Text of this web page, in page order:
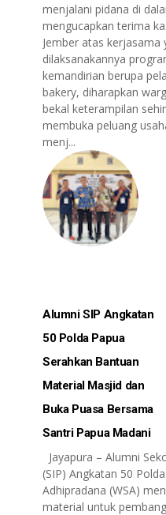
menjalani pidana di
mengucapkan terima
Jember atas kerjasama
dilaksanakannya
kemandirian berupa
bakery, diharapkan
bekal keterampilan
membuka peluang
menj...
Alumni SIP Angkatan
50 Polda Papua
Serahkan Bantuan
Material Masjid dan
Buka Puasa Bersama
Santri Papua Madani
Jayapura – Alumni
(SIP) Angkatan 50
Adhipradana (WSA)
material untuk